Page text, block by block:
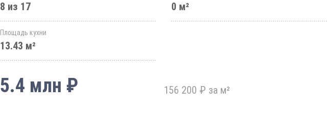
8 из 17 0 м²
Площадь кухни
13.43 м²
5.4 млн ₽ 156 200 ₽ за м²